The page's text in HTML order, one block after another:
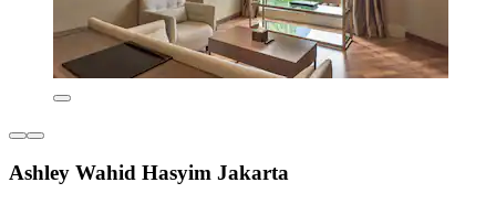
Ashley Wahid Hasyim Jakarta